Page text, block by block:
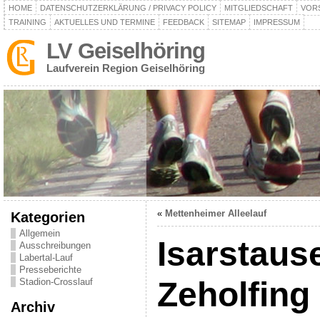
HOME DATENSCHUTZERKLÄRUNG / PRIVACY POLICY MITGLIEDSCHAFT
TRAINING
AKTUELLES UND TERMINE FEEDBACK SITEMAP IMPRESSUM
LV Geiselhöring
Laufverein Region Geiselhöring
Kategorien
Allgemein
Ausschreibungen
Labertal-Lauf
Presseberichte
Stadion-Crosslauf
Archiv
« Mettenheimer Alleelauf
Zeholfing